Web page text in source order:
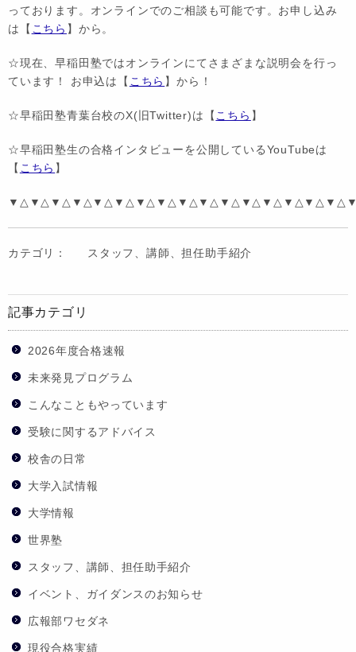
っております。オンラインでのご相談も可能です。お申し込み
は【 こちら 】から。
☆現在、早稲田塾ではオンラインにてさまざまな説明会を行っ
ています！ お申込は【 こちら 】から！
☆早稲田塾青葉台校のX(旧Twitter)は【 こちら 】
☆早稲田塾生の合格インタビューを公開しているYouTubeは
【 こちら 】
カテゴリ： スタッフ、講師、担任助手紹介
記事カテゴリ
2026年度合格速報
未来発見プログラム
こんなこともやっています
受験に関するアドバイス
校舎の日常
大学入試情報
大学情報
世界塾
スタッフ、講師、担任助手紹介
イベント、ガイダンスのお知らせ
広報部ワセダネ
現役合格実績